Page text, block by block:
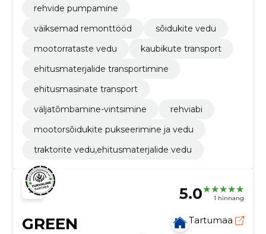
rehvide pumpamine
väiksemad remonttööd
sõidukite vedu
mootorrataste vedu
kaubikute transport
ehitusmaterjalide transportimine
ehitusmasinate transport
väljatõmbamine-vintsimine
rehviabi
mootorsõidukite pukseerimine ja vedu
traktorite vedu,ehitusmaterjalide vedu
5.0 1 hinnang
GREEN
Tartumaa